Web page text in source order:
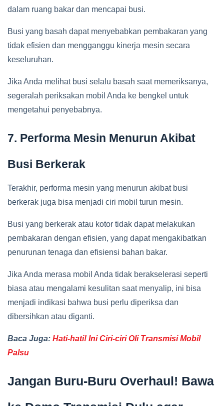
dalam ruang bakar dan mencapai busi.
Busi yang basah dapat menyebabkan pembakaran yang
tidak efisien dan mengganggu kinerja mesin secara
keseluruhan.
Jika Anda melihat busi selalu basah saat memeriksanya,
segeralah periksakan mobil Anda ke bengkel untuk
mengetahui penyebabnya.
7. Performa Mesin Menurun Akibat
Busi Berkerak
Terakhir, performa mesin yang menurun akibat busi
berkerak juga bisa menjadi ciri mobil turun mesin.
Busi yang berkerak atau kotor tidak dapat melakukan
pembakaran dengan efisien, yang dapat mengakibatkan
penurunan tenaga dan efisiensi bahan bakar.
Jika Anda merasa mobil Anda tidak berakselerasi seperti
biasa atau mengalami kesulitan saat menyalip, ini bisa
menjadi indikasi bahwa busi perlu diperiksa dan
dibersihkan atau diganti.
Baca Juga: Hati-hati! Ini Ciri-ciri Oli Transmisi Mobil
Palsu
Jangan Buru-Buru Overhaul! Bawa